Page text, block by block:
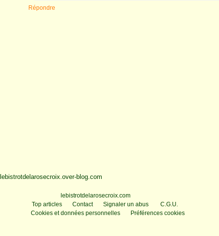
Répondre
lebistrotdelarosecroix.over-blog.com
lebistrotdelarosecroix.com
Top articles
Contact Signaler un abus
C.G.U.
Cookies et données personnelles
Préférences cookies